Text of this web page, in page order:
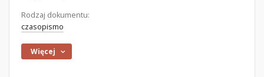
Rodzaj dokumentu:
czasopismo
Więcej